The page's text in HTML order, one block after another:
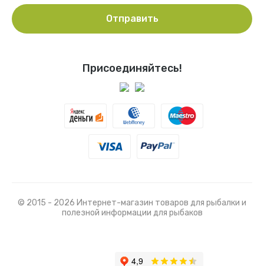
Присоединяйтесь!
Отправить
© 2015 - 2026 Интернет-магазин товаров для рыбалки и
полезной информации для рыбаков